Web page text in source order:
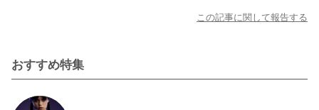
この記事に関して報告する
おすすめ特集